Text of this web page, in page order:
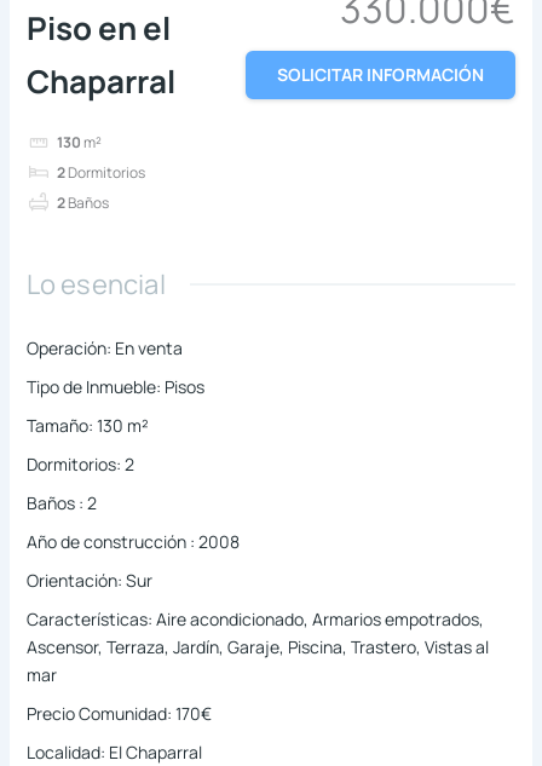
Piso en el
Chaparral
130 m²
2 Dormitorios
2 Baños
SOLICITAR INFORMACIÓN
Lo esencial
Operación: En venta
Tipo de Inmueble: Pisos
Tamaño: 130 m²
Dormitorios: 2
Baños : 2
Año de construcción : 2008
Orientación: Sur
Características: Aire acondicionado, Armarios empotrados,
Ascensor, Terraza, Jardín, Garaje, Piscina, Trastero, Vistas al
mar
Precio Comunidad: 170€
Localidad: El Chaparral